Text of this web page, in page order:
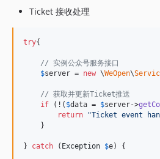
Ticket 接收处理
try{
// 实例公众号服务接口
$server = new \WeOpen\
// 获取并更新Ticket推送
if (!( $data = $server->
return
"Ticket event
    }
} catch ( Exception $e) {